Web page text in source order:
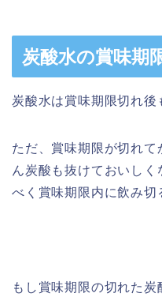
炭酸水の賞味期
炭酸水は賞味期限切れ後
ただ、賞味期限が切れ
ん炭酸も抜けておいし
べく賞味期限内に飲み切
もし賞味期限の切れた